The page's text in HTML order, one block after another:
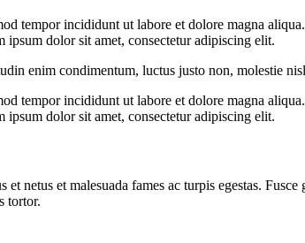
tempor incididunt ut labore et dolore magna
dolor sit amet, consectetur adipiscing elit.
enim condimentum, luctus justo non, molestie
tempor incididunt ut labore et dolore magna
dolor sit amet, consectetur adipiscing elit.
et netus et malesuada fames ac turpis egestas.
tortor.